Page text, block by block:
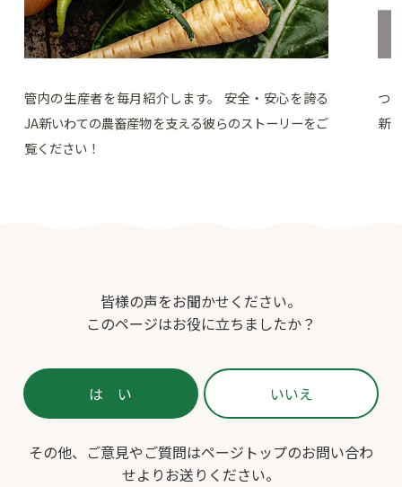
管内の生産者を毎月紹介します。 安全・安心を誇る
JA新いわての農畜産物を支える彼らのストーリーをご
覧ください！
つ
新
皆様の声をお聞かせください。
このページはお役に立ちましたか？
その他、ご意見やご質問はページトップのお問い合わ
せよりお送りください。